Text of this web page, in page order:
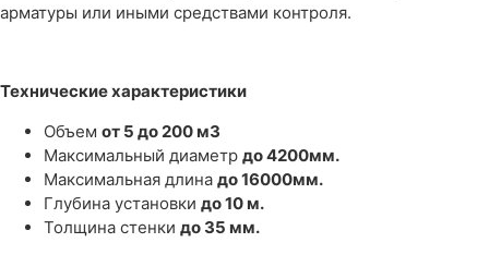
арматуры или иными средствами контроля.
Технические характеристики
Объем от 5 до 200 м3
Максимальный диаметр до 4200мм.
Максимальная длина до 16000мм.
Глубина установки до 10 м.
Толщина стенки до 35 мм.